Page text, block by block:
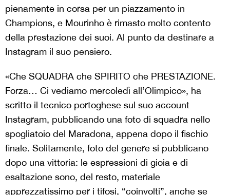
pienamente in corsa per un piazzamento in
Champions, e Mourinho è rimasto molto contento
della prestazione dei suoi. Al punto da destinare a
Instagram il suo pensiero.
«Che SQUADRA che SPIRITO che PRESTAZIONE.
Forza… Ci vediamo mercoledì all’Olimpico», ha
scritto il tecnico portoghese sul suo account
Instagram, pubblicando una foto di squadra nello
spogliatoio del Maradona, appena dopo il fischio
finale. Solitamente, foto del genere si pubblicano
dopo una vittoria: le espressioni di gioia e di
esaltazione sono, del resto, materiale
apprezzatissimo per i tifosi, “coinvolti”, anche se